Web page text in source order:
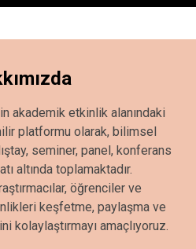
akademik etkinlik alanındaki
platformu olarak, bilimsel
seminer, panel, konferans
altında toplamaktadır.
öğrenciler ve
keşfetme, paylaşma ve
kolaylaştırmayı amaçlıyoruz.